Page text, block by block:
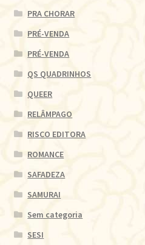
PRA CHORAR
PRÉ-VENDA
PRÉ-VENDA
QS QUADRINHOS
QUEER
RELÂMPAGO
RISCO EDITORA
ROMANCE
SAFADEZA
SAMURAI
Sem categoria
SESI